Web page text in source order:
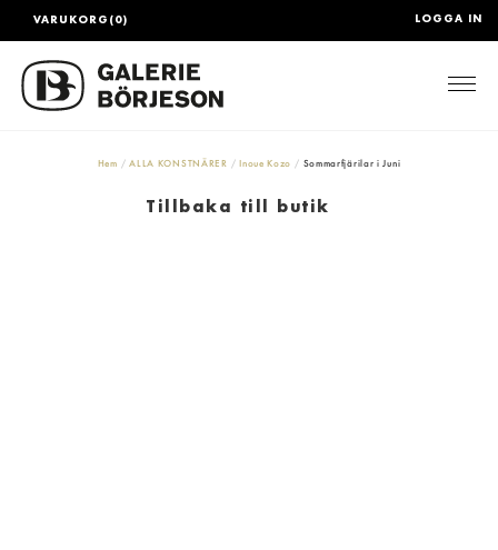
LOGGA IN
VARUKORG(0)
Hem ALLA KONSTNÄRER Inoue Kozo Sommarfjärilar i Juni
Tillbaka till butik